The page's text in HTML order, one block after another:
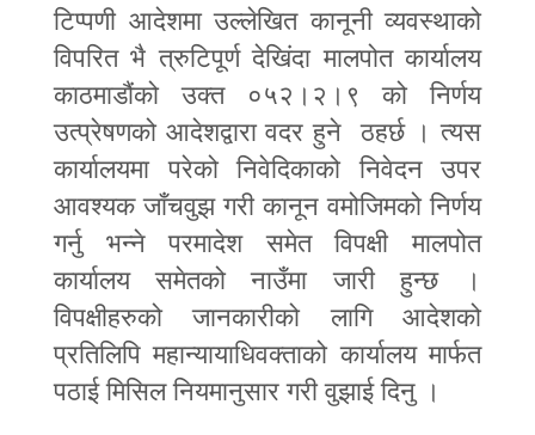
टिप्पणी आदेशमा उल्लेखित कानूनी व्यवस्थाको
विपरित भै त्रुटिपूर्ण देखिंदा मालपोत कार्यालय
काठमाडौंको उक्त ०५२।२।९ को निर्णय
उत्प्रेषणको आदेशद्वारा वदर हुने ठहर्छ । त्यस
कार्यालयमा परेको निवेदिकाको निवेदन उपर
आवश्यक जाँचवुझ गरी कानून वमोजिमको निर्णय
गर्नु भन्ने परमादेश समेत विपक्षी मालपोत
कार्यालय समेतको नाउँमा
जारी हुन्छ ।
विपक्षीहरुको जानकारीको लागि आदेशको
प्रतिलिपि महान्यायाधिवक्ताको कार्यालय मार्फत
पठाई मिसिल नियमानुसार गरी वुझाई दिनु ।